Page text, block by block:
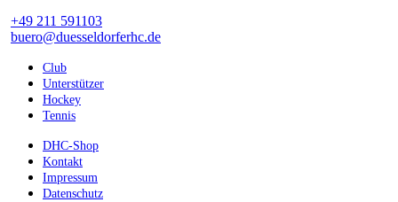
+49 211 591103
buero@duesseldorferhc.de
Club
Unterstützer
Hockey
Tennis
DHC-Shop
Kontakt
Impressum
Datenschutz